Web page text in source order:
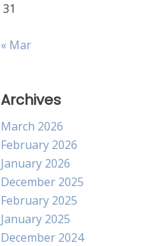
31
« Mar
Archives
March 2026
February 2026
January 2026
December 2025
February 2025
January 2025
December 2024